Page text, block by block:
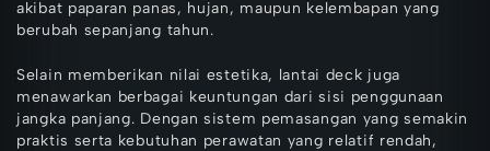
akibat paparan panas, hujan, maupun kelembapan yang
berubah sepanjang tahun.
Selain memberikan nilai estetika, lantai deck juga
menawarkan berbagai keuntungan dari sisi penggunaan
jangka panjang. Dengan sistem pemasangan yang semakin
praktis serta kebutuhan perawatan yang relatif rendah,